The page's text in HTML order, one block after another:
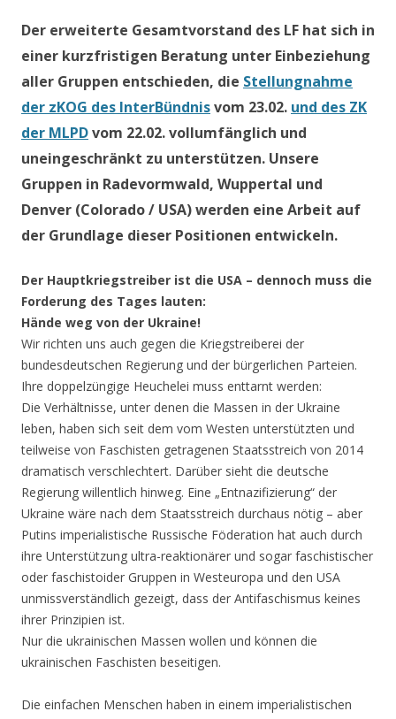
Der erweiterte Gesamtvorstand des LF hat sich in
einer kurzfristigen Beratung unter Einbeziehung
aller Gruppen entschieden, die Stellungnahme
der zKOG des InterBündnisvom 23.02. und des ZK
der MLPDvom 22.02. vollumfänglich und
uneingeschränkt zu unterstützen. Unsere
Gruppen in Radevormwald, Wuppertal und
Denver (Colorado / USA) werden eine Arbeit auf
der Grundlage dieser Positionen entwickeln.
Der Hauptkriegstreiber ist die USA – dennoch muss die
Forderung des Tages lauten:
Hände weg von der Ukraine!
Wir richten uns auch gegen die Kriegstreiberei der
bundesdeutschen Regierung und der bürgerlichen Parteien.
Ihre doppelzüngige Heuchelei muss enttarnt werden:
Die Verhältnisse, unter denen die Massen in der Ukraine
leben, haben sich seit dem vom Westen unterstützten und
teilweise von Faschisten getragenen Staatsstreich von 2014
dramatisch verschlechtert. Darüber sieht die deutsche
Regierung willentlich hinweg. Eine „Entnazifizierung“ der
Ukraine wäre nach dem Staatsstreich durchaus nötig – aber
Putins imperialistische Russische Föderation hat auch durch
ihre Unterstützung ultra-reaktionärer und sogar faschistischer
oder faschistoider Gruppen in Westeuropa und den USA
unmissverständlich gezeigt, dass der Antifaschismus keines
ihrer Prinzipien ist.
Nur die ukrainischen Massen wollen und können die
ukrainischen Faschisten beseitigen.
Die einfachen Menschen haben in einem imperialistischen